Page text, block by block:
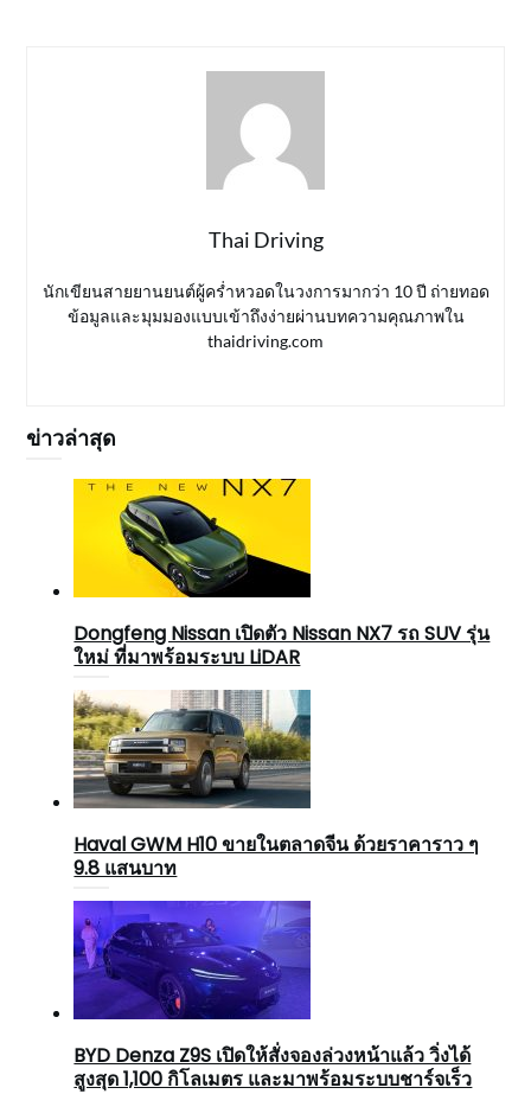
Thai Driving
นักเขียนสายยานยนต์ผู้คร่ำหวอดในวงการมากว่า 10 ปี ถ่ายทอด
ข้อมูลและมุมมองแบบเข้าถึงง่ายผ่านบทความคุณภาพใน
thaidriving.com
ข่าวล่าสุด
Dongfeng Nissan เปิดตัว Nissan NX7 รถ SUV รุ่น
ใหม่ ที่มาพร้อมระบบ LiDAR
Haval GWM H10 ขายในตลาดจีน ด้วยราคาราว ๆ
9.8 แสนบาท
BYD Denza Z9S เปิดให้สั่งจองล่วงหน้าแล้ว วิ่งได้
สูงสุด 1,100 กิโลเมตร และมาพร้อมระบบชาร์จเร็ว